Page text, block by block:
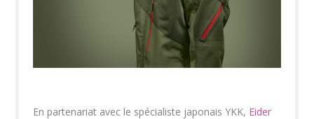
En partenariat avec le spécialiste japonais YKK, Eider